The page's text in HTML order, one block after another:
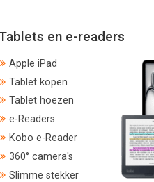
en e-readers
Apple iPad
Tablet kopen
Tablet hoezen
e-Readers
Kobo e-Reader
360° camera's
Slimme stekker